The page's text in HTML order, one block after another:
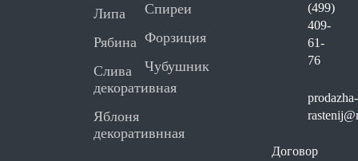
Липа
Рябина
Слива
декоративная
Яблоня
декоративнная
Спиреи
Форзиция
Чубушник
(499)
409-
61-
76
prodazha-
Договор